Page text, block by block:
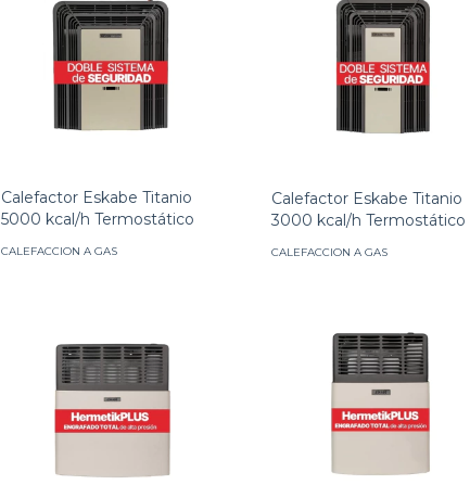
Calefactor Eskabe Titanio
5000 kcal/h Termostático
CALEFACCION A GAS
Calefactor Eskabe Titanio
3000 kcal/h Termostático
CALEFACCION A GAS